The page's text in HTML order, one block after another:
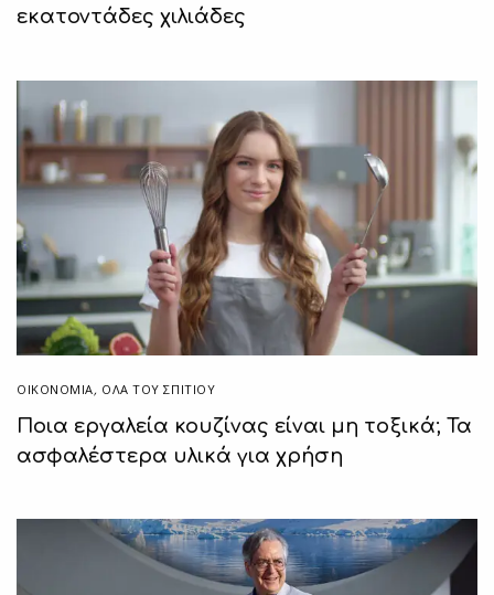
εκατοντάδες χιλιάδες
ΟΙΚΟΝΟΜΙΑ, ΌΛΑ ΤΟΥ ΣΠΙΤΙΟΥ
Ποια εργαλεία κουζίνας είναι μη τοξικά; Τα
ασφαλέστερα υλικά για χρήση